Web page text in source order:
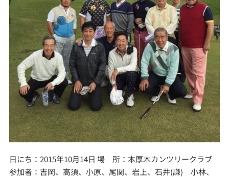
日にち：2015年10月14日 場 所：本厚木カンツリークラブ
参加者：吉岡、高須、小原、尾関、岩上、石井(謙) 小林、